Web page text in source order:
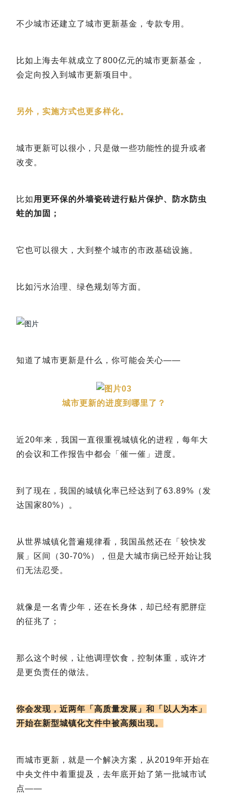
不少城市还建立了城市更新基金，专款专用。
比如上海去年就成立了800亿元的城市更新基金，
会定向投入到城市更新项目中。
另外，实施方式也更多样化。
城市更新可以很小，只是做一些功能性的提升或者
改变。
比如 用更环保的外墙瓷砖进行贴片保护、防水防虫
蛀的加固；
它也可以很大，大到整个城市的市政基础设施。
比如污水治理、绿色规划等方面。
知道了城市更新是什么，你可能会关心——
03
城市更新的进度到哪里了？
近20年来，我国一直很重视城镇化的进程，每年大
的会议和工作报告中都会「催一催」进度。
到了现在，我国的城镇化率已经达到了63.89%（发
达国家80%）。
从世界城镇化普遍规律看，我国虽然还在「较快发
展」区间（30-70%），但是大城市病已经开始让我
们无法忍受。
就像是一名青少年，还在长身体，却已经有肥胖症
的征兆了；
那么这个时候，让他调理饮食，控制体重，或许才
是更负责任的做法。
你会发现，近两年「高质量发展」和「以人为本」
开始在新型城镇化文件中被高频出现。
而城市更新，就是一个解决方案，从2019年开始在
中央文件中着重提及，去年底开始了第一批城市试
点——